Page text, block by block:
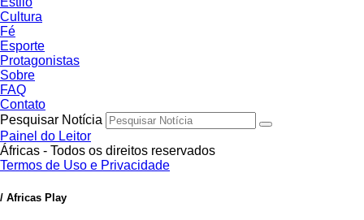
Cultura
Fé
Esporte
Protagonistas
Sobre
FAQ
Contato
Pesquisar Notícia
Painel do Leitor
Áfricas - Todos os direitos reservados
Termos de Uso e Privacidade
/ Africas Play